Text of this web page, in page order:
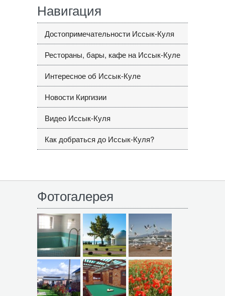
Навигация
Достопримечательности Иссык-Куля
Рестораны, бары, кафе на Иссык-Куле
Интересное об Иссык-Куле
Новости Киргизии
Видео Иссык-Куля
Как добраться до Иссык-Куля?
Фотогалерея